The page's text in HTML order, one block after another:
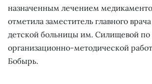
назначенным лечением
отметила заместитель главного
детской больницы им. Силищевой по
организационно-методической
Бобырь.